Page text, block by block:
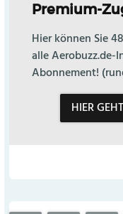
Premium-
Hier können Sie
alle Aerobuzz.de-
Abonnement!
HIER